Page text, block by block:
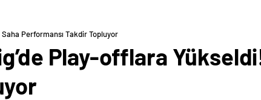
Performansı Takdir Topluyor
Play-offlara